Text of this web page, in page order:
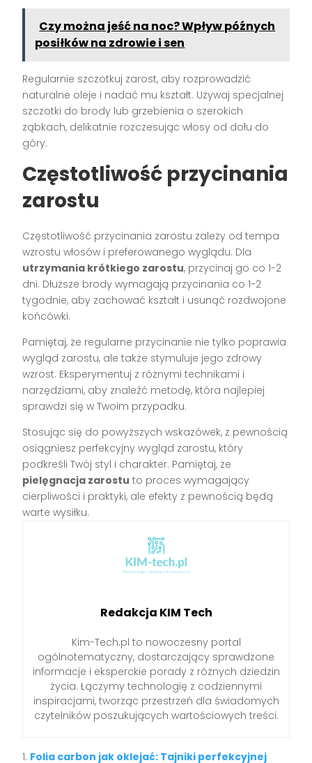
Czy można jeść na noc? Wpływ późnych
posiłków na zdrowie i sen
Regularnie szczotkuj zarost, aby rozprowadzić
naturalne oleje i nadać mu kształt. Używaj specjalnej
szczotki do brody lub grzebienia o szerokich
ząbkach, delikatnie rozczesując włosy od dołu do
góry.
Częstotliwość przycinania
zarostu
Częstotliwość przycinania zarostu zależy od tempa
wzrostu włosów i preferowanego wyglądu. Dla
utrzymania krótkiego zarostu, przycinaj go co 1-2
dni. Dłuższe brody wymagają przycinania co 1-2
tygodnie, aby zachować kształt i usunąć rozdwojone
końcówki.
Pamiętaj, że regularne przycinanie nie tylko poprawia
wygląd zarostu, ale także stymuluje jego zdrowy
wzrost. Eksperymentuj z różnymi technikami i
narzędziami, aby znaleźć metodę, która najlepiej
sprawdzi się w Twoim przypadku.
Stosując się do powyższych wskazówek, z pewnością
osiągniesz perfekcyjny wygląd zarostu, który
podkreśli Twój styl i charakter. Pamiętaj, że
pielęgnacja zarostu to proces wymagający
cierpliwości i praktyki, ale efekty z pewnością będą
warte wysiłku.
Redakcja KIM Tech
Kim-Tech.pl to nowoczesny portal
ogólnotematyczny, dostarczający sprawdzone
informacje i eksperckie porady z różnych dziedzin
życia. Łączymy technologię z codziennymi
inspiracjami, tworząc przestrzeń dla świadomych
czytelników poszukujących wartościowych treści.
Folia carbon jak oklejać: Tajniki perfekcyjnej